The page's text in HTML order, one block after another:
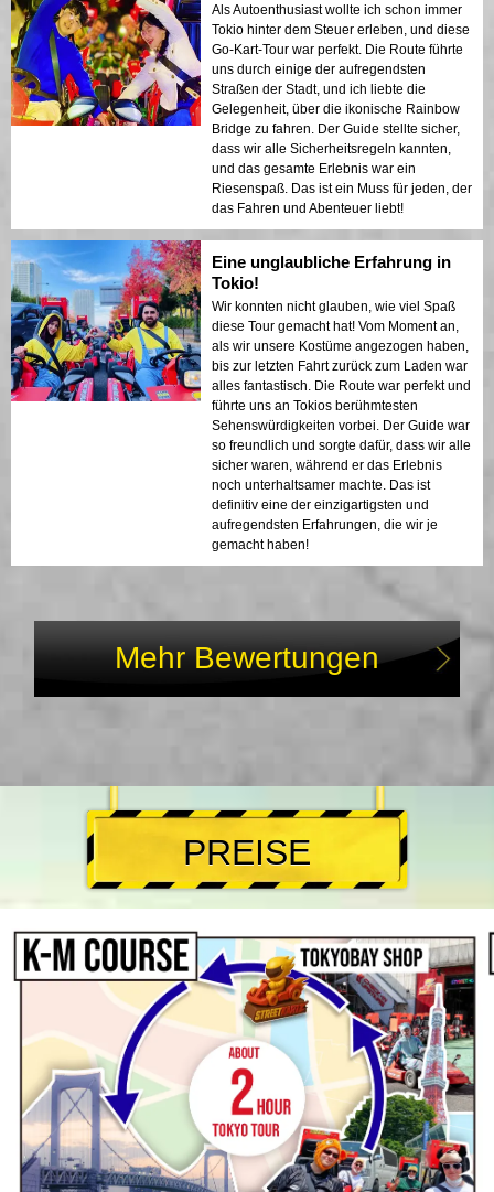
Als Autoenthusiast wollte ich schon immer
Tokio hinter dem Steuer erleben, und diese
Go-Kart-Tour war perfekt. Die Route führte
uns durch einige der aufregendsten
Straßen der Stadt, und ich liebte die
Gelegenheit, über die ikonische Rainbow
Bridge zu fahren. Der Guide stellte sicher,
dass wir alle Sicherheitsregeln kannten,
und das gesamte Erlebnis war ein
Riesenspaß. Das ist ein Muss für jeden, der
das Fahren und Abenteuer liebt!
Eine unglaubliche Erfahrung in
Tokio!
Wir konnten nicht glauben, wie viel Spaß
diese Tour gemacht hat! Vom Moment an,
als wir unsere Kostüme angezogen haben,
bis zur letzten Fahrt zurück zum Laden war
alles fantastisch. Die Route war perfekt und
führte uns an Tokios berühmtesten
Sehenswürdigkeiten vorbei. Der Guide war
so freundlich und sorgte dafür, dass wir alle
sicher waren, während er das Erlebnis
noch unterhaltsamer machte. Das ist
definitiv eine der einzigartigsten und
aufregendsten Erfahrungen, die wir je
gemacht haben!
Mehr Bewertungen
PREISE